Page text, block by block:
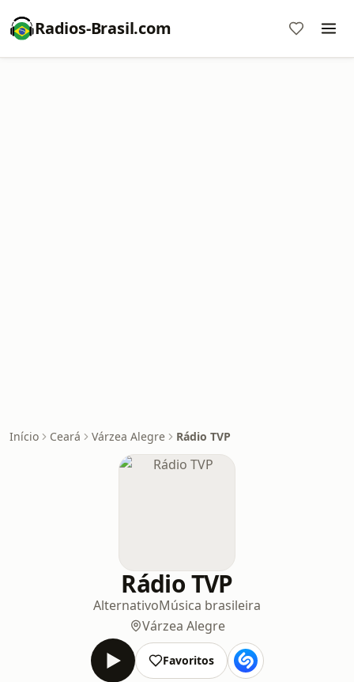
Radios-Brasil.com
Início Ceará Várzea Alegre Rádio TVP
Rádio TVP
AlternativoMúsica brasileira
Várzea Alegre
Favoritos